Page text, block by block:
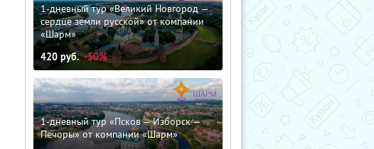
1-дневный тур «Великий Новгород —
сердце земли русской» от компании
«Шарм»
420 руб. -50%
1-дневный тур «Псков — Изборск —
Печоры» от компании «Шарм»